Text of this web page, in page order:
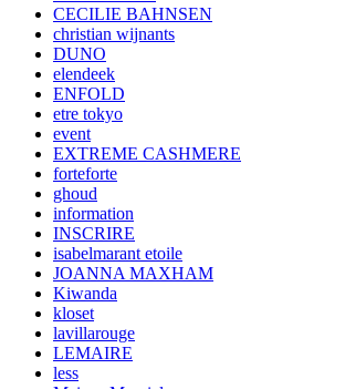
CECILIE BAHNSEN
christian wijnants
DUNO
elendeek
ENFOLD
etre tokyo
event
EXTREME CASHMERE
forteforte
ghoud
information
INSCRIRE
isabelmarant etoile
JOANNA MAXHAM
Kiwanda
kloset
lavillarouge
LEMAIRE
less